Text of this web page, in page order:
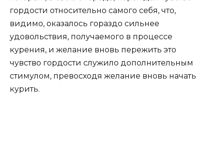
гордости относительно самого себя, что,
видимо, оказалось гораздо сильнее
удовольствия, получаемого в процессе
курения, и желание вновь пережить это
чувство гордости служило дополнительным
стимулом, превосходя желание вновь начать
курить.